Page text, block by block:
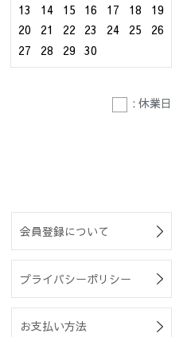
13
14 15 16 17 18
19
20
21 22 23 24 25
26
27
28 29 30
: 休業日
会員登録について
プライバシーポリシー
お支払い方法